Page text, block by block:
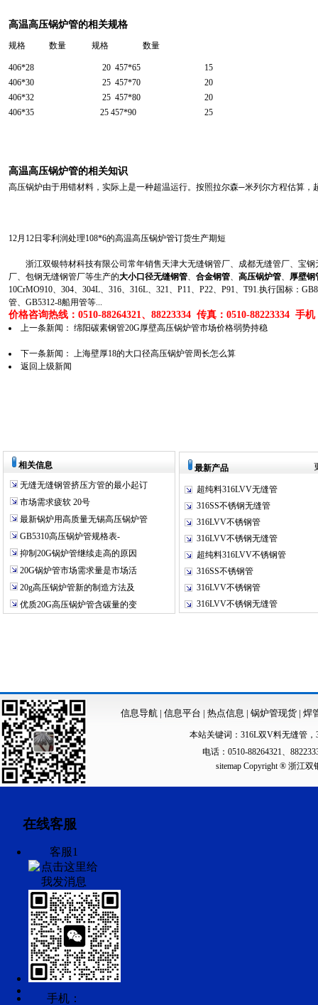
高温高压锅炉管的相关规格
规格 数量 规格 数量
406*28 20457*65
15
406*30
25457*70
20
406*32
25457*80
20
406*35
25 457*90 25
高温高压锅炉管的相关知识
高压锅炉由于用错材料，实际上是一种超温运行。按照拉尔森─米列尔方程估算
12月12日零利润处理108*6的高温高压锅炉管订货生产期短
浙江双银特材科技有限公司常年销售天津大无缝钢管厂、成都无缝管厂、宝钢
厂、包钢无缝钢管厂等生产的大小口径无缝钢管、 合金钢管、 高压锅炉管、
厚壁钢
10CrMO910、304、304L、316、316L、321、P11、P22、P91、T91.执行国标：
管、GB5312-8船用管等...
价格咨询热线：0510-88264321、88223334 传真：0510-88223334 手机
上一条新闻： 绵阳碳素钢管20G厚壁高压锅炉管市场价格弱势持稳
下一条新闻： 上海壁厚18的大口径高压锅炉管周长怎么算
返回上级新闻
相关信息
无缝无缝钢管挤压方管的最小起订
市场需求疲软 20号
最新锅炉用高质量无锡高压锅炉管
GB5310高压锅炉管规格表-
抑制20G锅炉管继续走高的原因
20G锅炉管市场需求量是市场活
20g高压锅炉管新的制造方法及
优质20G高压锅炉管含碳量的变
最新产品
超纯料316LVV无缝管
316SS不锈钢无缝管
316LVV不锈钢管
316LVV不锈钢无缝管
超纯料316LVV不锈钢管
316SS不锈钢管
316LVV不锈钢管
316LVV不锈钢无缝管
信息导航| 信息平台 | 热点信息 | 锅炉管现货 | 焊
本站关键词： 316L双V料无缝管 ，
电话：0510-88264321、
sitemapCopyright ® 浙江双
在线客服
客服1
手机：